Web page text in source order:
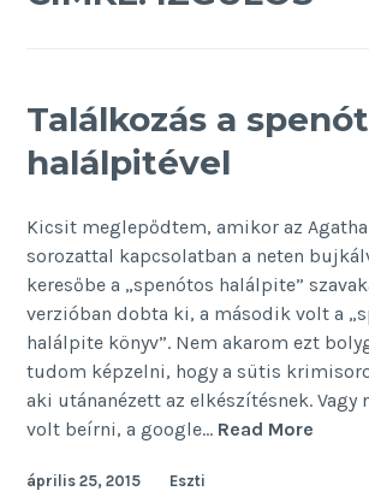
Találkozás a
halálpitével
Kicsit meglepődtem, amikor az
sorozattal kapcsolatban a neten
keresőbe a „spenótos halálpite”
verzióban dobta ki, a második volt a
halálpite könyv”. Nem akarom ezt
tudom képzelni, hogy a sütis
aki utánanézett az elkészítésnek. Vagy
volt beírni, a google… Read More
április 25, 2015 Eszti